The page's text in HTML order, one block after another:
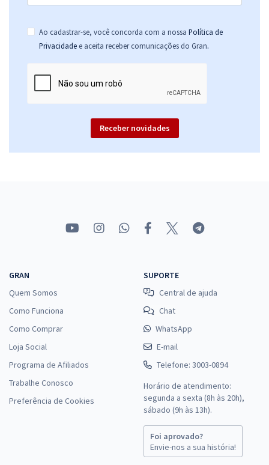
Ao cadastrar-se, você concorda com a nossa Política de
Privacidade e aceita receber comunicações do Gran.
Receber novidades
GRAN
Quem Somos
Como Funciona
Como Comprar
Loja Social
Programa de Afiliados
Trabalhe Conosco
Preferência de Cookies
SUPORTE
Central de ajuda
Chat
WhatsApp
E-mail
Telefone: 3003-0894
Horário de atendimento:
segunda a sexta (8h às 20h),
sábado (9h às 13h).
Foi aprovado?
Envie-nos a sua história!